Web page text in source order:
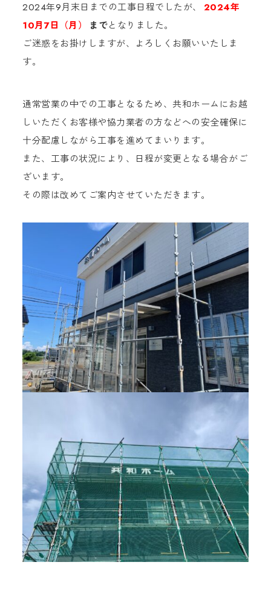
2024年9月末日までの工事日程でしたが、
2024年
10月7日（月）
までとなりました。
ご迷惑をお掛けしますが、よろしくお願いいたしま
す。
通常営業の中での工事となるため、共和ホームにお越
しいただくお客様や協力業者の方などへの安全確保に
十分配慮しながら工事を進めてまいります。
また、工事の状況により、日程が変更となる場合がご
ざいます。
その際は改めてご案内させていただきます。